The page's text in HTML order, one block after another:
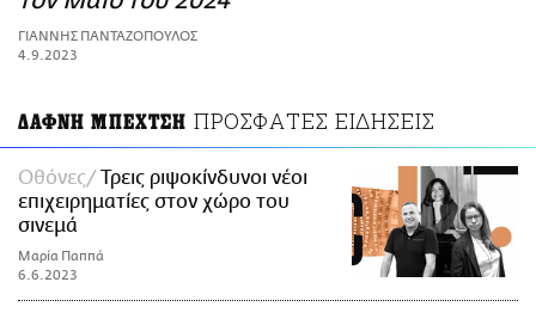
ΑΜΠΑ
PRINT
ΓΙΑΝΝΗΣ ΠΑΝΤΑΖΟΠΟΥΛΟΣ
4.9.2023
ΔΑΦΝΗ ΜΠΕΧΤΣΗ ΠΡΟΣΦΑΤΕΣ ΕΙΔΗΣΕΙΣ
Οθόνες
Τρεις ριψοκίνδυνοι νέοι
επιχειρηματίες στον χώρο του
σινεμά
Μαρία Παππά
6.6.2023